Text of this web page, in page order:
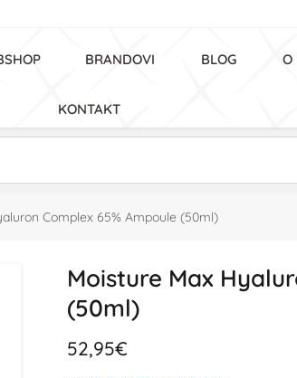
BRANDOVI BLOG O
KONTAKT
Complex 65% Ampoule (50ml)
Moisture Max
(50ml)
52,95€